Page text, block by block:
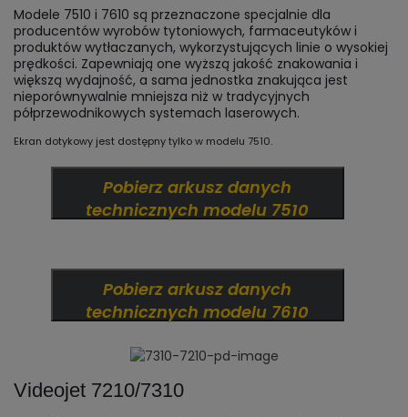
Modele 7510 i 7610 są przeznaczone specjalnie dla
producentów wyrobów tytoniowych, farmaceutyków i
produktów wytłaczanych, wykorzystujących linie o wysokiej
prędkości. Zapewniają one wyższą jakość znakowania i
większą wydajność, a sama jednostka znakująca jest
nieporównywalnie mniejsza niż w tradycyjnych
półprzewodnikowych systemach laserowych.
Ekran dotykowy jest dostępny tylko w modelu 7510.
Pobierz arkusz danych
technicznych modelu 7510
Pobierz arkusz danych
technicznych modelu 7610
Videojet 7210/7310